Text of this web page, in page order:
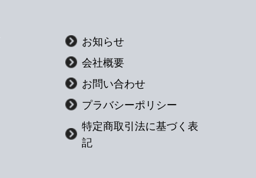
お知らせ
会社概要
お問い合わせ
プラバシーポリシー
特定商取引法に基づく表
記